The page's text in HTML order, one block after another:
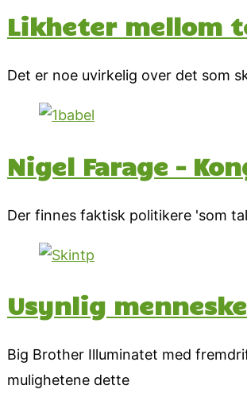
Likheter mellom
Det er noe uvirkelig over det som
Nigel Farage –
Der finnes faktisk politikere 'som
Usynlig
Big Brother Illuminatet med
mulighetene dette